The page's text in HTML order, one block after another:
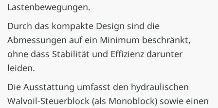
Lastenbewegungen.
Durch das kompakte Design sind die
Abmessungen auf ein Minimum beschränkt,
ohne dass Stabilität und Effizienz darunter
leiden.
Die Ausstattung umfasst den hydraulischen
Walvoil-Steuerblock (als Monoblock) sowie einen